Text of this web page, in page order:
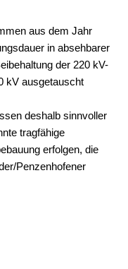
aus dem Jahr
in absehbarer
der 220 kV-
kV ausgetauscht
deshalb sinnvoller
tragfähige
erfolgen, die
Penzenhofener